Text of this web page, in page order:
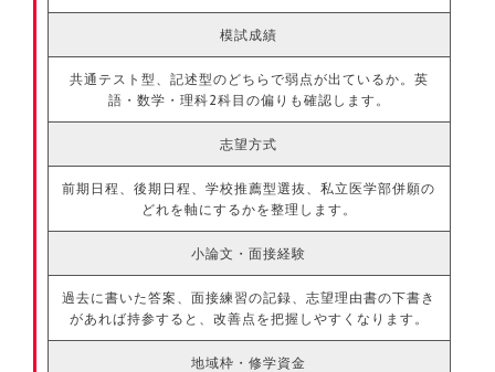
模試成績
共通テスト型、記述型のどちらで弱点が出ているか。英
語・数学・理科2科目の偏りも確認します。
志望方式
前期日程、後期日程、学校推薦型選抜、私立医学部併願の
どれを軸にするかを整理します。
小論文・面接経験
過去に書いた答案、面接練習の記録、志望理由書の下書き
があれば持参すると、改善点を把握しやすくなります。
地域枠・修学資金